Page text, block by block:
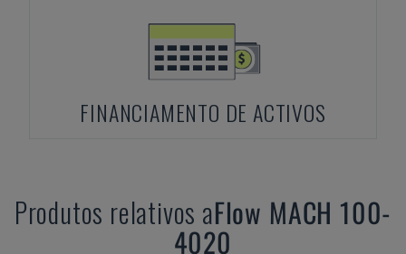
FINANCIAMENTO DE ACTIVOS
Produtos relativos aFlow MACH 100-
4020